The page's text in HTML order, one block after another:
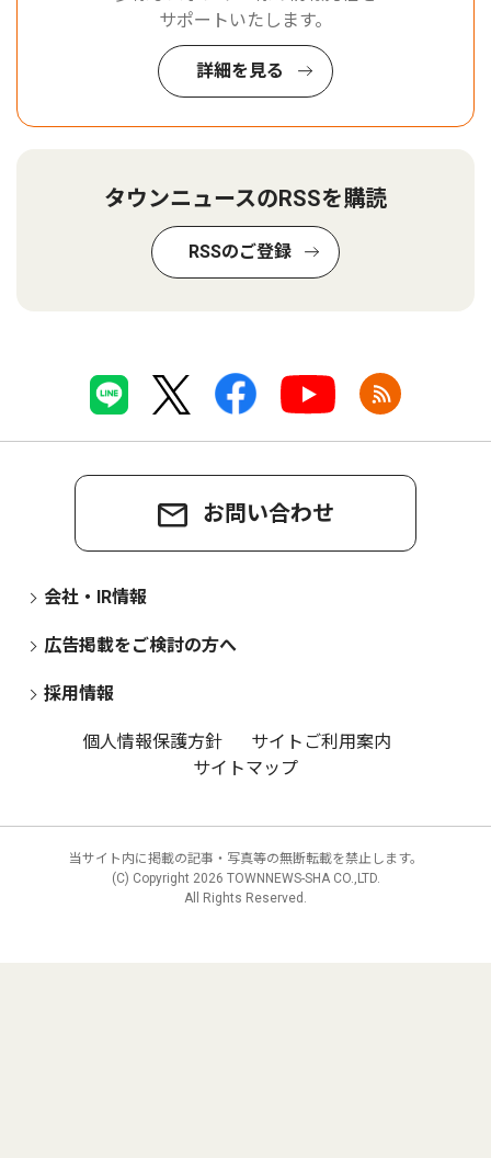
サポートいたします。
詳細を見る
タウンニュースのRSSを購読
RSSのご登録
お問い合わせ
会社・IR情報
広告掲載をご検討の方へ
採用情報
個人情報保護方針
サイトご利用案内
サイトマップ
当サイト内に掲載の記事・写真等の無断転載を禁止します。
(C) Copyright 2026 TOWNNEWS-SHA CO.,LTD.
All Rights Reserved.